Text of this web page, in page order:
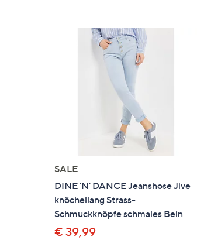
SALE
DINE 'N' DANCE Jeanshose Jive
knöchellang Strass-
Schmuckknöpfe schmales Bein
€ 39,99